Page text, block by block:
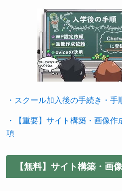
・スクール加入後の手続き・手
・【重要】サイト構築・画像
項
【無料】サイト構築・画